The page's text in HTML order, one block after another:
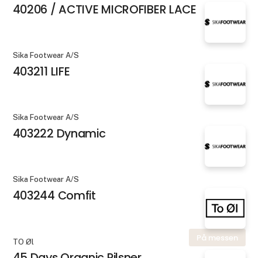
40206 / ACTIVE MICROFIBER LACE
Sika Footwear A/S
403211 LIFE
Sika Footwear A/S
403222 Dynamic
Sika Footwear A/S
403244 Comfit
På messen
TO Øl